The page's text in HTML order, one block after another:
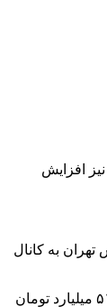
۵۲۳ هزار واحد رسید. شاخص هم‌وزن نیز افزایش
کل بازار بورس تهران به کانال
خالص ورود پول حقیقی به بازار سهام ۵۵۵ میلیارد تومان گزارش شد و صندوق‌های سهامی نیز شاهد ورود ۹۴ میلیارد تومان نقدینگی حقیقی بودند. در مقابل، صندوق‌های درآمد ثابت با خروج ۵۱۱ میلیارد تومان